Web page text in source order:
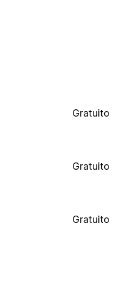
Gratuito
Gratuito
Gratuito